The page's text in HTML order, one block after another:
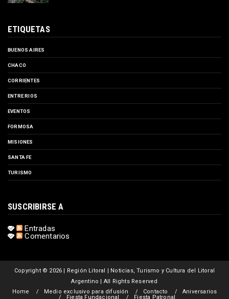
ETIQUETAS
BUENOS AIRES
CHACO
CORRIENTES
ENTRE RIOS
EVENTOS
FORMOSA
MISIONES
SANTA FE
TURISMO
SUSCRIBIRSE A
Entradas
Comentarios
Copyright © 2026 | Región Litoral | Noticias, Turismo y Cultura del Litoral
Argentino | All Rights Reserved
Home
Medio exclusivo para difusión Contacto
Aniversarios
Fiesta Fundacional
Fiesta Patronal